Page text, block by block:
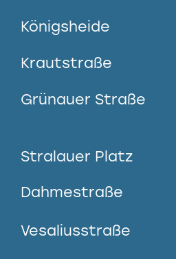
Königsheide
Krautstraße
Grünauer Straße
Stralauer Platz
Dahmestraße
Vesaliusstraße